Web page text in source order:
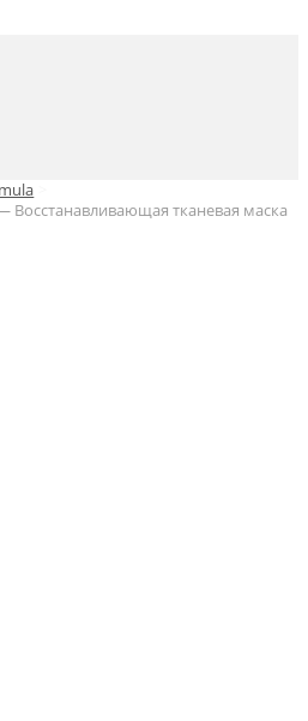
Восстанавливающая тканевая маска